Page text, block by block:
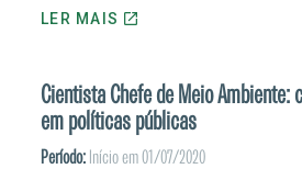
LER MAIS
Cientista Chefe de Meio Ambiente:
em políticas públicas
Período: Início em 01/07/2020